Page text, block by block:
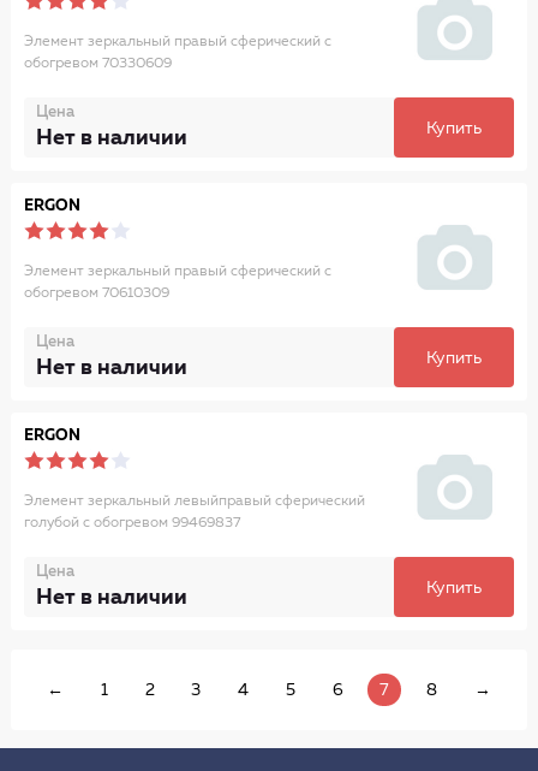
Элемент зеркальный правый сферический с
обогревом 70330609
Цена
Нет в наличии Купить
ERGON
Элемент зеркальный правый сферический с
обогревом 70610309
Цена
Нет в наличии Купить
ERGON
Элемент зеркальный левыйправый сферический
голубой с обогревом 99469837
Цена
Нет в наличии Купить
← 1 2 3 4 5 6 7 8 →